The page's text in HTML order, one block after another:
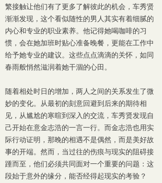
繁接触让他们有了更多了解彼此的机会，车秀贤
渐渐发现，这个看似随性的男人其实有着细腻的
内心和专业的职业素养。他记得她喝咖啡的习
惯，会在她加班时贴心准备晚餐，更能在工作中
给予她专业的建议。这些点点滴滴的关怀，如同
春雨般悄然滋润着她干涸的心田。
随着相处时日的增加，两人之间的关系发生了微
妙的变化。从最初的刻意回避到后来的期待相
见，从尴尬的寒暄到深入的交流，车秀贤发现自
己开始在意金志浩的一言一行。而金志浩也用实
际行动证明，那晚的相遇不是偶然，而是美好故
事的开端。然而，当过往的伤痕与现实的阻碍接
踵而至，他们必须共同面对一个重要的问题：这
段始于意外的缘分，能否经得起现实的考验？